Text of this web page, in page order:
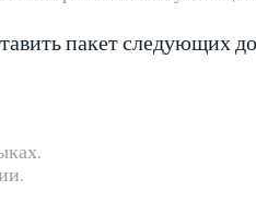
пакет следующих